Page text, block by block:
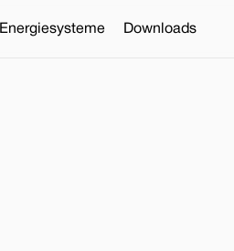
Energiesysteme Downloads